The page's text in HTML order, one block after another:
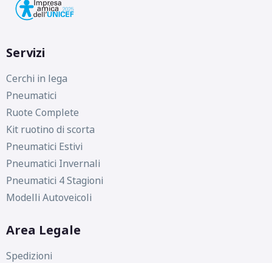
Servizi
Cerchi in lega
Pneumatici
Ruote Complete
Kit ruotino di scorta
Pneumatici Estivi
Pneumatici Invernali
Pneumatici 4 Stagioni
Modelli Autoveicoli
Area Legale
Spedizioni